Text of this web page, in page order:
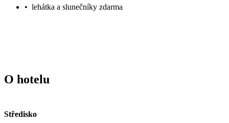
• lehátka a slunečníky zdarma
O hotelu
Středisko